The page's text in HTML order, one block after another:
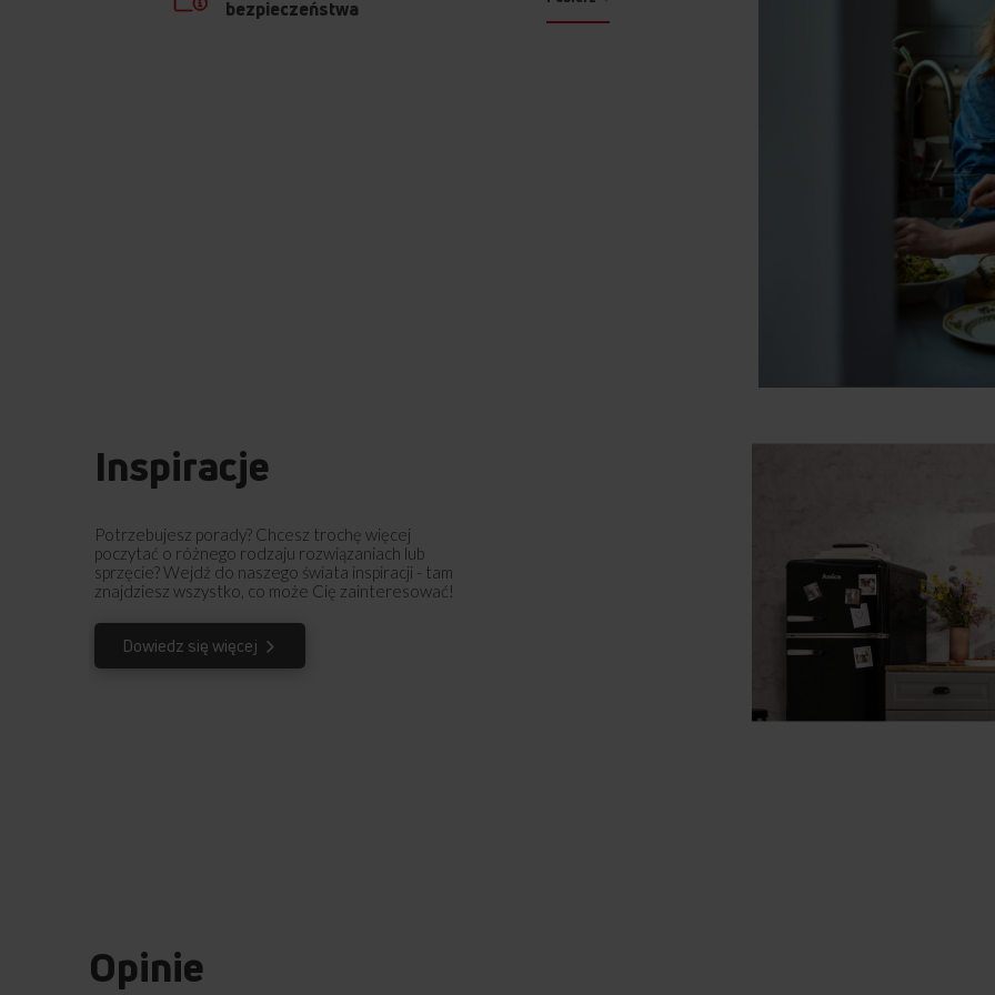
bezpieczeństwa
Inspiracje
Potrzebujesz porady? Chcesz trochę więcej
poczytać o różnego rodzaju rozwiązaniach lub
sprzęcie? Wejdź do naszego świata inspiracji - tam
znajdziesz wszystko, co może Cię zainteresować!
Dowiedz się więcej
Opinie